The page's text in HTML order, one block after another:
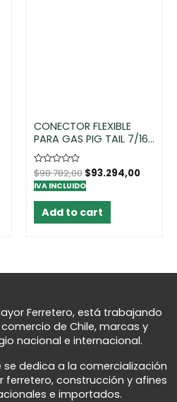
CONECTOR FLEXIBLE
PARA GAS PIG TAIL 7/16
UNS X 7/8 IZQ- ACERO
INOXIDABLE 60 CM –
45KG-10UND
Rated
0
out
$98.782,00 $93.294,00
IVA INCLUIDO
Add to cart
Ferretero, está trabajando
de Chile, marcas y
nacional e internacional.
dedica a la comercialización
ferretero, construcción y afines
e importados.